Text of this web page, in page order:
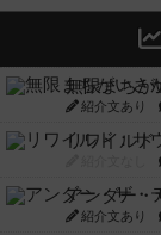
無限まちが
紹介文あり
リワイルド
アンダー・
紹介文あり